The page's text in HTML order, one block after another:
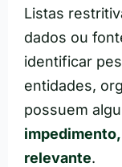
Listas
dados ou
identificar
entidades,
possuem
relevante.